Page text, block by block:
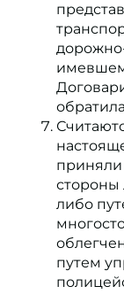
стороны
либо
путем